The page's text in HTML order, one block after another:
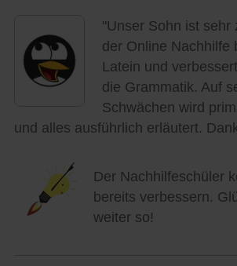
"Unser Sohn ist sehr
der Online Nachhilfe
Latein und
die Grammatik. Auf
Schwächen wird
und alles ausführlich erläutert.
Der Nachhilfeschüler
bereits verbessern.
weiter so!